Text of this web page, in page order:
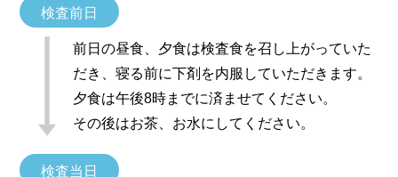
検査前日
前日の昼食、夕食は検査食を召し上がっていた
だき、寝る前に下剤を内服していただきます。
夕食は午後8時までに済ませてください。
その後はお茶、お水にしてください。
検査当日